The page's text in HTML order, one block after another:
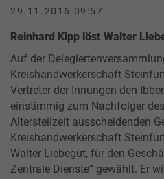
29.11.2016 09:57
Reinhard Kipp löst Walter
Auf der
Kreishandwerkerschaft
Vertreter der Innungen den
einstimmig zum Nachfolger
Altersteilzeit ausscheidenden
Kreishandwerkerschaft
Walter Liebegut, für den
Zentrale Dienste“ gewählt. Er